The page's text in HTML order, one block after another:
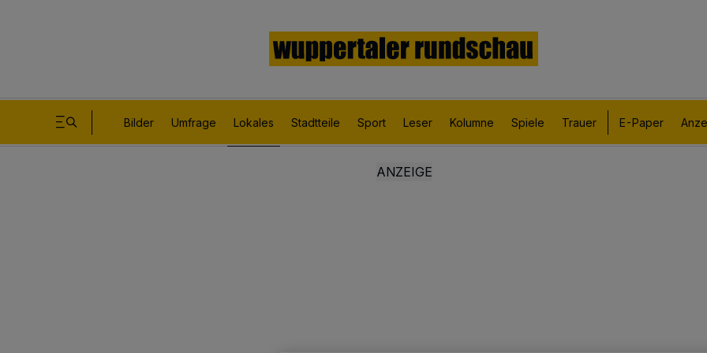
Bilder Umfrage Lokales Stadtteile Sport Leser Kolumne Spiele Trauer E-Paper